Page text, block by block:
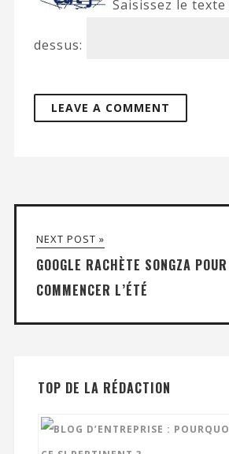
Saisissez le
dessus:
NEXT POST »
GOOGLE RACHÈTE SONGZA
COMMENCER L’ÉTÉ
TOP DE LA RÉDACTION